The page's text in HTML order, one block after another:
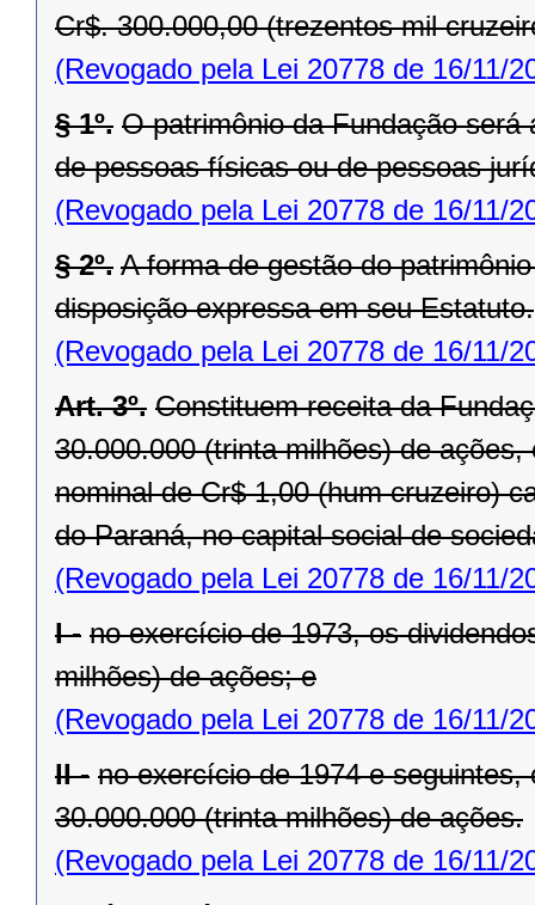
Cr$. 300.000,00 (trezentos mil
(Revogado pela Lei 20778 de 16/11/
§ 1º. O patrimônio da Fundação
de pessoas físicas ou de pessoas
(Revogado pela Lei 20778 de 16/11/
§ 2º. A forma de gestão do
disposição expressa em seu Estatuto.
(Revogado pela Lei 20778 de 16/11/
Art. 3º. Constituem receita da
30.000.000 (trinta milhões) de
nominal de Cr$ 1,00 (hum cruzeiro)
do Paraná, no capital social de
(Revogado pela Lei 20778 de 16/11/
I - no exercício de 1973, os
milhões) de ações; e
(Revogado pela Lei 20778 de 16/11/
II - no exercício de 1974 e
30.000.000 (trinta milhões) de ações.
(Revogado pela Lei 20778 de 16/11/